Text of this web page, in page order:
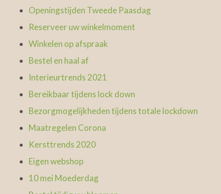
Openingstijden Tweede Paasdag
Reserveer uw winkelmoment
Winkelen op afspraak
Bestel en haal af
Interieurtrends 2021
Bereikbaar tijdens lock down
Bezorgmogelijkheden tijdens totale lockdown
Maatregelen Corona
Kersttrends 2020
Eigen webshop
10 mei Moederdag